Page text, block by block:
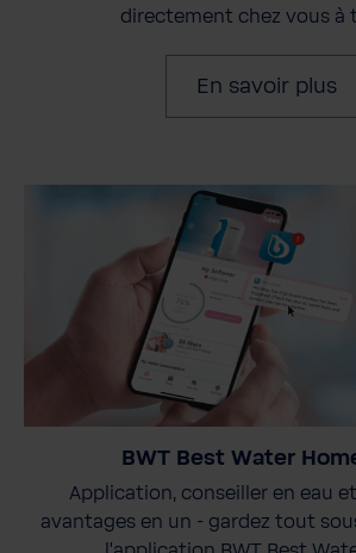
directement chez vous à
En savoir plus
BWT Best Water
Application, conseiller en eau
avantages en un - gardez tout